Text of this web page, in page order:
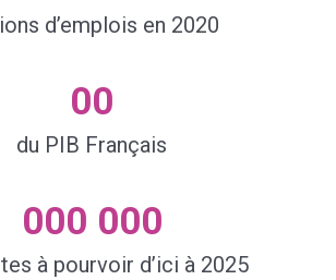
d’emplois en 2020
00
du PIB Français
000 000
à pourvoir d’ici à 2025